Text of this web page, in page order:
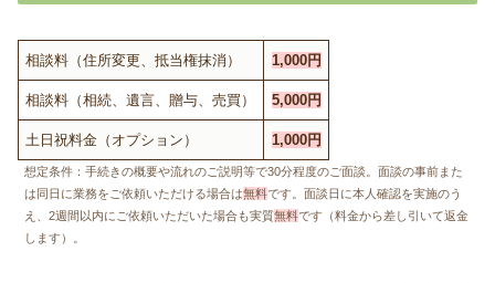
相談料（住所変更、抵当権抹消） 1,000円
相談料（相続、遺言、贈与、売買） 5,000円
土日祝料金（オプション） 1,000円
想定条件：手続きの概要や流れのご説明等で30分程度のご面談。面談の事前また
は同日に業務をご依頼いただける場合は無料です。面談日に本人確認を実施のう
え、2週間以内にご依頼いただいた場合も実質無料です（料金から差し引いて返金
します）。